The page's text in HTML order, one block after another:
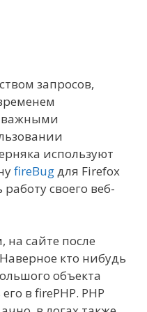
запросов,
важными
используют
fireBug для Firefox
своего веб-
сайте после
кто нибудь
объекта
в firePHP. PHP